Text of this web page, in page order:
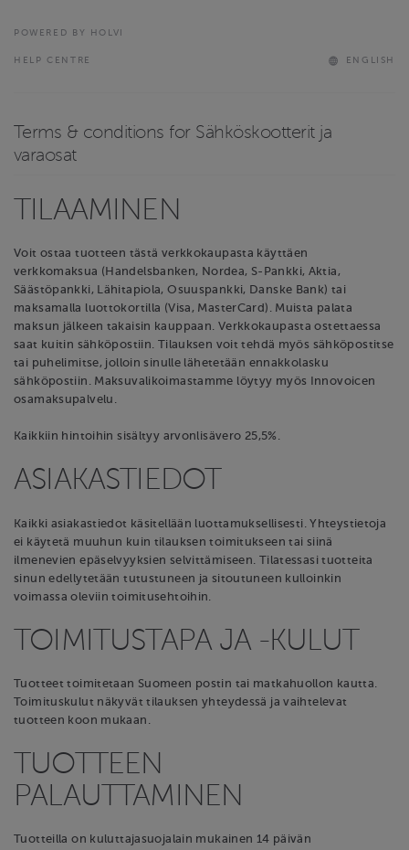
POWERED BY HOLVI
HELP CENTRE ENGLISH
Terms & conditions for Sähköskootterit ja
varaosat
TILAAMINEN
Voit ostaa tuotteen tästä verkkokaupasta käyttäen
verkkomaksua (Handelsbanken, Nordea, S-Pankki, Aktia,
Säästöpankki, Lähitapiola, Osuuspankki, Danske Bank) tai
maksamalla luottokortilla (Visa, MasterCard). Muista palata
maksun jälkeen takaisin kauppaan. Verkkokaupasta ostettaessa
saat kuitin sähköpostiin. Tilauksen voit tehdä myös sähköpostitse
tai puhelimitse, jolloin sinulle lähetetään ennakkolasku
sähköpostiin. Maksuvalikoimastamme löytyy myös Innovoicen
osamaksupalvelu.
Kaikkiin hintoihin sisältyy arvonlisävero 25,5%.
ASIAKASTIEDOT
Kaikki asiakastiedot käsitellään luottamuksellisesti. Yhteystietoja
ei käytetä muuhun kuin tilauksen toimitukseen tai siinä
ilmenevien epäselvyyksien selvittämiseen. Tilatessasi tuotteita
sinun edellytetään tutustuneen ja sitoutuneen kulloinkin
voimassa oleviin toimitusehtoihin.
TOIMITUSTAPA JA -KULUT
Tuotteet toimitetaan Suomeen postin tai matkahuollon kautta.
Toimituskulut näkyvät tilauksen yhteydessä ja vaihtelevat
tuotteen koon mukaan.
TUOTTEEN
PALAUTTAMINEN
Tuotteilla on kuluttajasuojalain mukainen 14 päivän